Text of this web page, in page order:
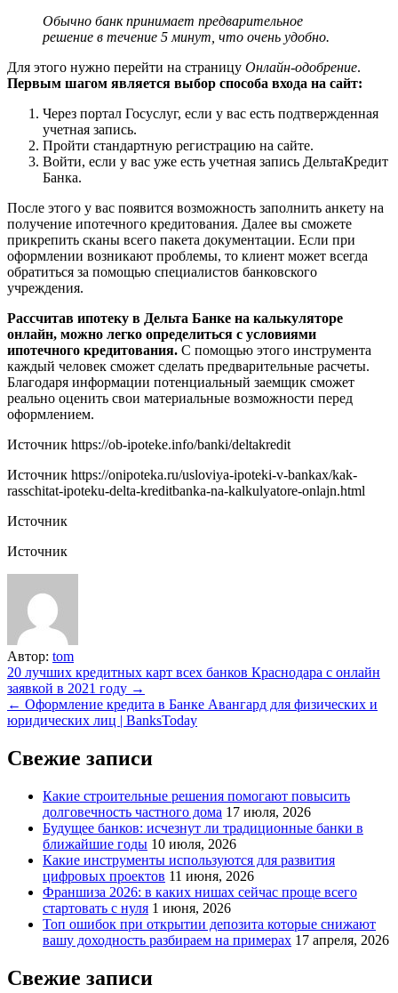
Обычно банк принимает предварительное
решение в течение 5 минут, что очень удобно.
Для этого нужно перейти на страницу Онлайн-одобрение.
Первым шагом является выбор способа входа на сайт:
Через портал Госуслуг, если у вас есть подтвержденная
учетная запись.
Пройти стандартную регистрацию на сайте.
Войти, если у вас уже есть учетная запись ДельтаКредит
Банка.
После этого у вас появится возможность заполнить анкету на
получение ипотечного кредитования. Далее вы сможете
прикрепить сканы всего пакета документации. Если при
оформлении возникают проблемы, то клиент может всегда
обратиться за помощью специалистов банковского
учреждения.
Рассчитав ипотеку в Дельта Банке на калькуляторе
онлайн, можно легко определиться с условиями
ипотечного кредитования. С помощью этого инструмента
каждый человек сможет сделать предварительные расчеты.
Благодаря информации потенциальный заемщик сможет
реально оценить свои материальные возможности перед
оформлением.
Источник https://ob-ipoteke.info/banki/deltakredit
Источник https://onipoteka.ru/usloviya-ipoteki-v-bankax/kak-
rasschitat-ipoteku-delta-kreditbanka-na-kalkulyatore-onlajn.html
Источник
Источник
Автор: tom
Навигация
по
записям
20 лучших кредитных карт всех банков Краснодара с онлайн
заявкой в 2021 году →
← Оформление кредита в Банке Авангард для физических и
юридических лиц | BanksToday
Свежие записи
Какие строительные решения помогают повысить
долговечность частного дома 17 июля, 2026
Будущее банков: исчезнут ли традиционные банки в
ближайшие годы 10 июля, 2026
Какие инструменты используются для развития
цифровых проектов 11 июня, 2026
Франшиза 2026: в каких нишах сейчас проще всего
стартовать с нуля 1 июня, 2026
Топ ошибок при открытии депозита которые снижают
вашу доходность разбираем на примерах 17 апреля, 2026
Свежие записи